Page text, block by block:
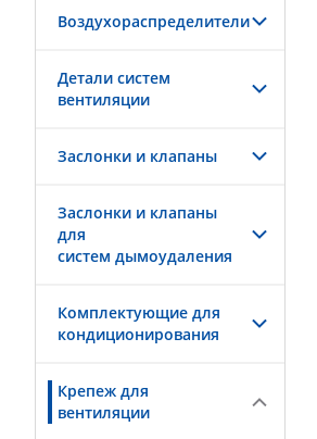
Воздухораспределители
Детали систем
вентиляции
Заслонки и клапаны
Заслонки и клапаны
для
систем дымоудаления
Комплектующие для
кондиционирования
Крепеж для
вентиляции